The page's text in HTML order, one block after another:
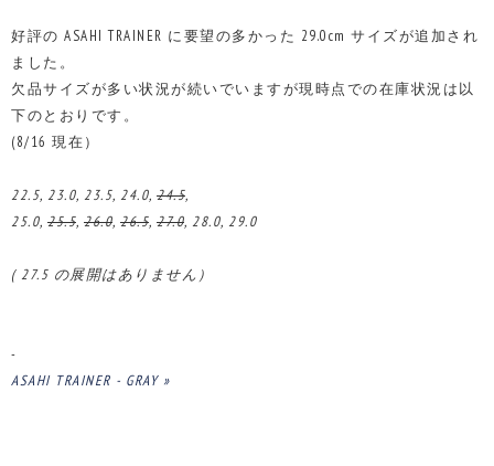
好評の ASAHI TRAINER に要望の多かった 29.0cm サイズが追加され
ました。
欠品サイズが多い状況が続いでいますが現時点での在庫状況は以
下のとおりです。
(8/16 現在）
22.5, 23.0, 23.5, 24.0, 24.5,
25.0, 25.5, 26.0, 26.5, 27.0, 28.0, 29.0
( 27.5 の展開はありません）
-
ASAHI TRAINER - GRAY »